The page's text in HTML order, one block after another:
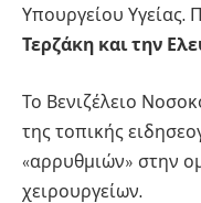
Υπουργείου Υγείας.
Τερζάκη και την
Το Βενιζέλειο
της τοπικής
«αρρυθμιών» στην
χειρουργείων.